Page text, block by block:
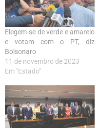
Elegem-se de verde e amarelo
e votam com o PT, diz
Bolsonaro
11 de novembro de 2023
Em "Estado"